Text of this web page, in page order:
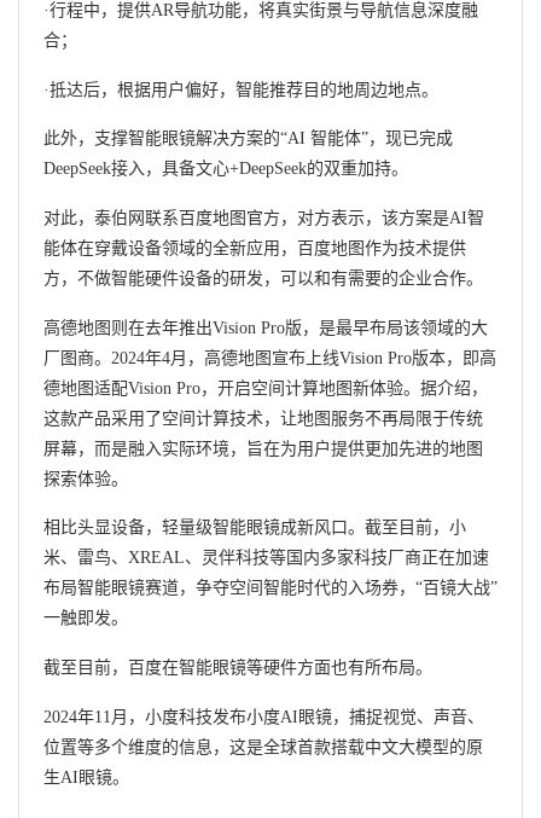
·行程中，提供AR导航功能，将真实街景与导航信息深度融
合；
·抵达后，根据用户偏好，智能推荐目的地周边地点。
此外，支撑智能眼镜解决方案的“AI 智能体”，现已完成
DeepSeek接入，具备文心+DeepSeek的双重加持。
对此，泰伯网联系百度地图官方，对方表示，该方案是AI智
能体在穿戴设备领域的全新应用，百度地图作为技术提供
方，不做智能硬件设备的研发，可以和有需要的企业合作。
高德地图则在去年推出Vision Pro版，是最早布局该领域的大
厂图商。2024年4月，高德地图宣布上线Vision Pro版本，即高
德地图适配Vision Pro，开启空间计算地图新体验。据介绍，
这款产品采用了空间计算技术，让地图服务不再局限于传统
屏幕，而是融入实际环境，旨在为用户提供更加先进的地图
探索体验。
相比头显设备，轻量级智能眼镜成新风口。截至目前，小
米、雷鸟、XREAL、灵伴科技等国内多家科技厂商正在加速
布局智能眼镜赛道，争夺空间智能时代的入场券，“百镜大战”
一触即发。
截至目前，百度在智能眼镜等硬件方面也有所布局。
2024年11月，小度科技发布小度AI眼镜，捕捉视觉、声音、
位置等多个维度的信息，这是全球首款搭载中文大模型的原
生AI眼镜。